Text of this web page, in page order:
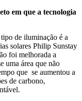
em que a tecnologia
de iluminação é a
solares Philip Sunstay
foi melhorada a
uma área que não
que se aumentou a
de carbono,